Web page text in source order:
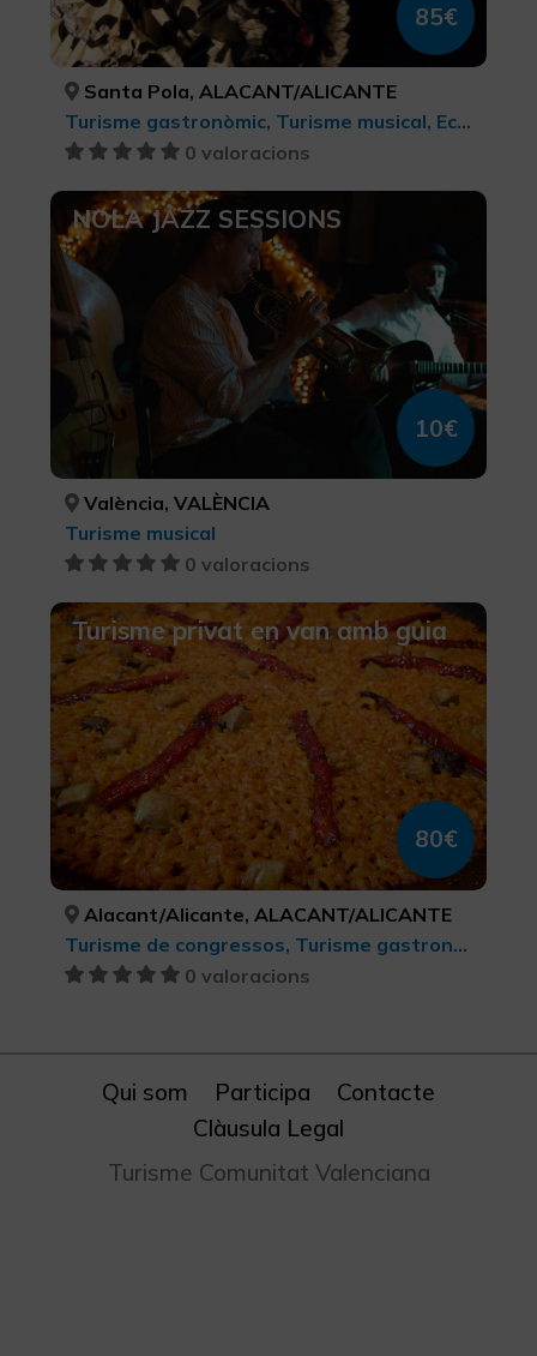
85€
Santa Pola, ALACANT/ALICANTE
Turisme gastronòmic, Turisme musical, Ecoturisme, Xarxa de centres d’Art Contemporani, Turisme d'oci i diversió, Turisme cultural, Turisme rural i natural
0 valoracions
NOLA JAZZ SESSIONS
10€
València, VALÈNCIA
Turisme musical
0 valoracions
Turisme privat en van amb guia
80€
Alacant/Alicante, ALACANT/ALICANTE
Turisme de congressos, Turisme gastronòmic, Turisme d'oci i diversió, Turisme rural i natural, Ciutats, Senderisme, Busseig, Turisme cultural, Turisme musical, Activitats nàutiques, Turisme actiu-aventura
0 valoracions
Qui som Participa
Contacte
Clàusula Legal
Turisme Comunitat Valenciana